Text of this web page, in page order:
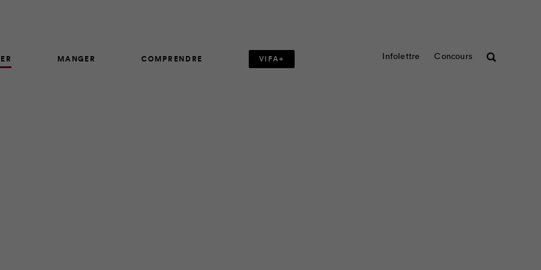
MANGER COMPRENDRE VIFA+ Infolettre Concours Rechercher